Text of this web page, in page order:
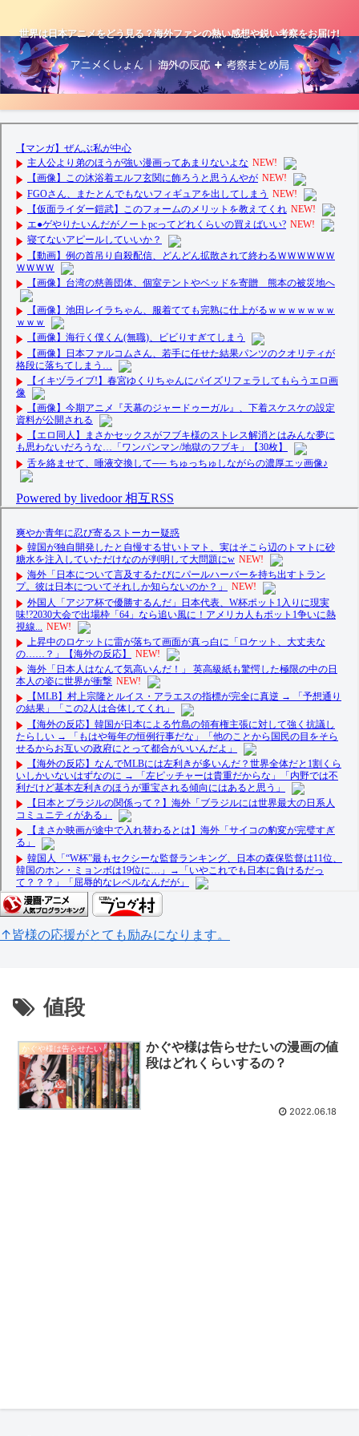
世界は日本アニメをどう見る？海外ファンの熱い感想や鋭い考察をお届け!
↑皆様の応援がとても励みになります。
値段
かぐや様は告らせたい
かぐや様は告らせたいの漫画の値
段はどれくらいするの？
2022.06.18